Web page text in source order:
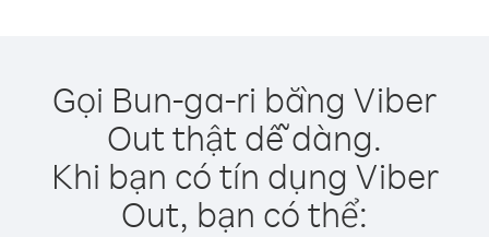
Gọi Bun-ga-ri bằng Viber
Out thật dễ dàng.
Khi bạn có tín dụng Viber
Out, bạn có thể: